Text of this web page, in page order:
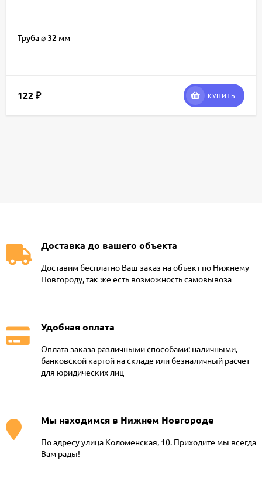
Труба ⌀ 32 мм
122 ₽ КУПИТЬ
Доставка до вашего объекта
Доставим бесплатно Ваш заказ на объект по Нижнему
Новгороду, так же есть возможность самовывоза
Удобная оплата
Оплата заказа различными способами: наличными,
банковской картой на складе или безналичный расчет
для юридических лиц
Мы находимся в Нижнем Новгороде
По адресу улица Коломенская, 10. Приходите мы всегда
Вам рады!